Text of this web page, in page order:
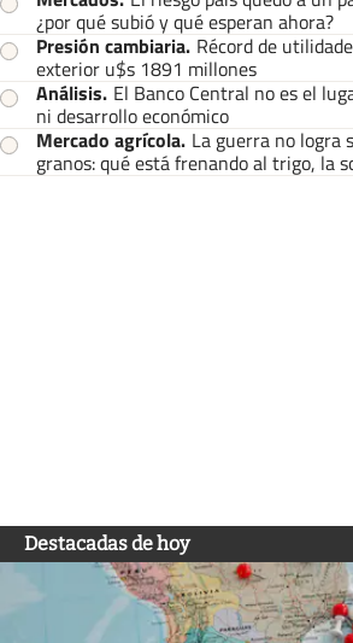
¿por qué subió y qué esperan ahora?
Presión cambiaria. Récord de
exterior u$s 1891 millones
Análisis. El Banco Central no es el
ni desarrollo económico
Mercado agrícola. La guerra no logra
granos: qué está frenando al trigo, la
Destacadas de hoy